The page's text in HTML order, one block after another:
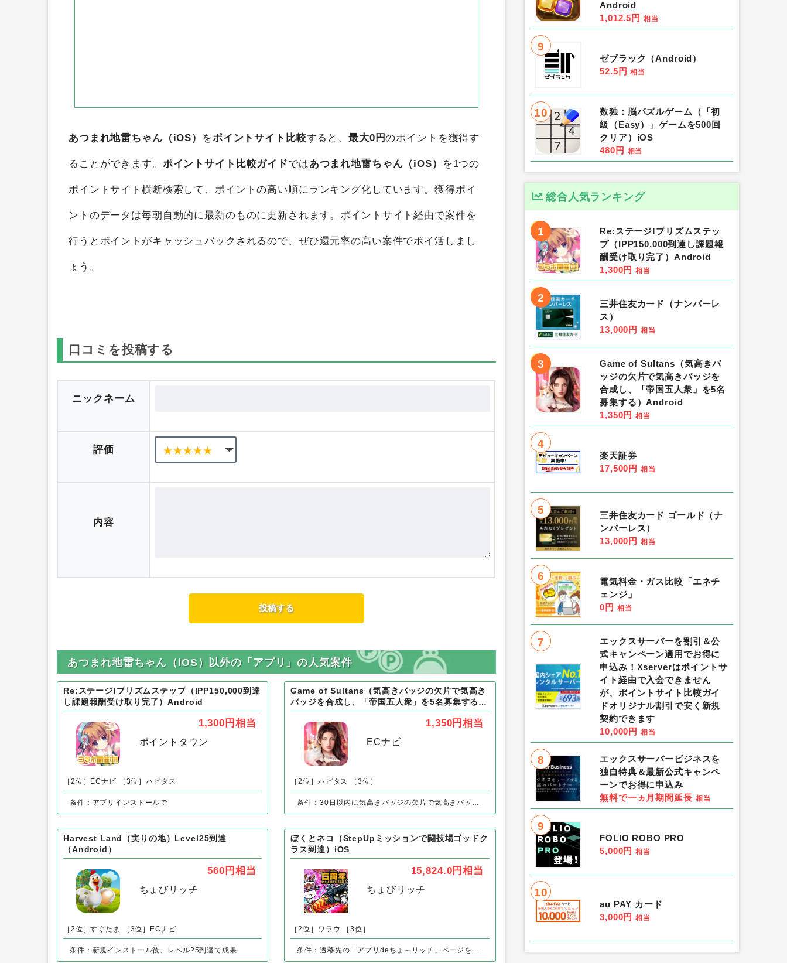
あつまれ地雷ちゃん（iOS）を ポイントサイト比較すると、最大0円のポイントを獲得す
ることができます。 ポイントサイト比較ガイドでは あつまれ地雷ちゃん（iOS）を1つの
ポイントサイト横断検索して、ポイントの高い順にランキング化しています。獲得ポイ
ントのデータは毎朝自動的に最新のものに更新されます。ポイントサイト経由で案件を
口コミを投稿する
ニックネーム
内容
あつまれ地雷ちゃん（iOS）以外の「アプリ」の人気案件
Re:ステージ!プリズムステップ（IPP150,000到達
し課題報酬受け取り完了）Android
ポイントタウン
［2位］ECナビ ［3位］ハピタス
条件：アプリインストールで
Game of Sultans（気高きバッジの欠片で気高き
バッジを合成し、「帝国五人衆」を5名募集する）
Android
ECナビ
［2位］ハピタス ［3位］
Harvest Land（実りの地）Level25到達
（Android）
ちょびリッチ
ぼくとネコ（StepUpミッションで闘技場ゴッドク
ラス到達）iOS
ちょびリッチ
Android
1,012.5円 相当
9
ゼブラック（Android）
52.5円 相当
10
数独：脳パズルゲーム（「初
級（Easy）」ゲームを500回
クリア）iOS
480円 相当
総合人気ランキング
1
Re:ステージ!プリズムステッ
プ（IPP150,000到達し課題報
酬受け取り完了）Android
1,300円 相当
2
三井住友カード（ナンバーレ
ス）
13,000円 相当
3
Game of Sultans（気高きバ
ッジの欠片で気高きバッジを
合成し、「帝国五人衆」を5名
募集する）Android
1,350円 相当
4
楽天証券
17,500円 相当
5
三井住友カード ゴールド（ナ
ンバーレス）
13,000円 相当
6
電気料金・ガス比較「エネチ
ェンジ」
0円 相当
7
エックスサーバーを割引＆公
式キャンペーン適用でお得に
申込み！Xserverはポイントサ
イト経由で入会できません
が、ポイントサイト比較ガイ
ドオリジナル割引で安く新規
契約できます
10,000円 相当
8
エックスサーバービジネスを
独自特典＆最新公式キャンペ
ーンでお得に申込み
無料で一ヵ月期間延長 相当
9
FOLIO ROBO PRO
5,000円 相当
10
au PAY カード
3,000円 相当